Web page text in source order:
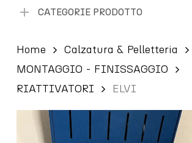
CATEGORIE PRODOTTO
Home
Calzatura & Pelletteria
MONTAGGIO - FINISSAGGIO
RIATTIVATORI
ELVI